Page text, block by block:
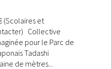
(Scolaires et
Collective
pour le Parc de
Tadashi
de mètres...